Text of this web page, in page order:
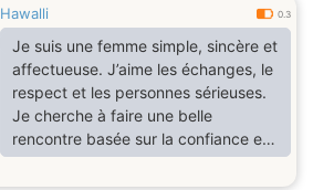
Hawalli 0.3
Je suis une femme simple, sincère et
affectueuse. J’aime les échanges, le
respect et les personnes sérieuses.
Je cherche à faire une belle
rencontre basée sur la confiance et
la complicité. 🌹